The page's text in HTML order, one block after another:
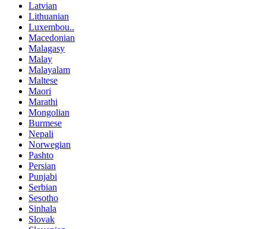
Latvian
Lithuanian
Luxembou..
Macedonian
Malagasy
Malay
Malayalam
Maltese
Maori
Marathi
Mongolian
Burmese
Nepali
Norwegian
Pashto
Persian
Punjabi
Serbian
Sesotho
Sinhala
Slovak